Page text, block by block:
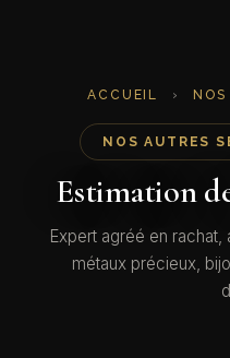
ACCUEIL ›
NOS AUTRES
Estimation
Expert agréé en
métaux précieux,